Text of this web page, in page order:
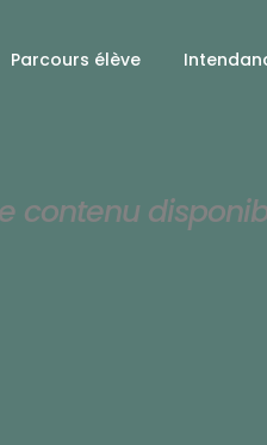
Parcours élève
contenu